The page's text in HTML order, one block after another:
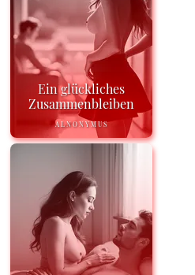
Ein glückliches
Zusammenbleiben
ALNONYMUS